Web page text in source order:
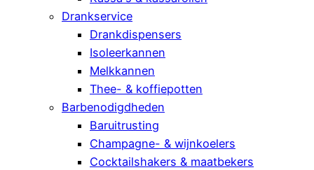
Drankservice
Drankdispensers
Isoleerkannen
Melkkannen
Thee- & koffiepotten
Barbenodigdheden
Baruitrusting
Champagne- & wijnkoelers
Cocktailshakers & maatbekers